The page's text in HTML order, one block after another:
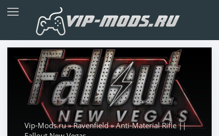
Vip-Mods.ru»Ravenfield» Anti-Material Rifle ||